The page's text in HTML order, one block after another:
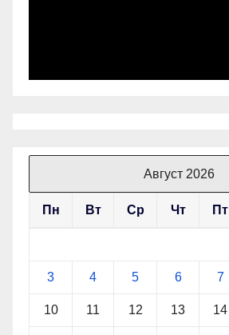
Август 2026
Пн Вт Ср Чт Пт
3 4 5 6 7
10 11 12 13 14